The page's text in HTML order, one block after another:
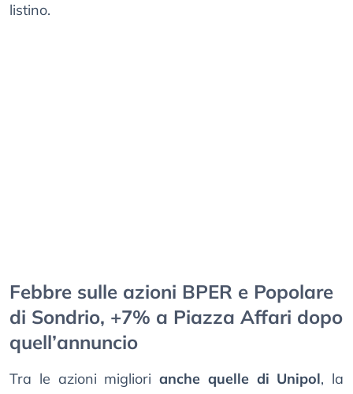
listino.
Febbre sulle azioni BPER e Popolare
di Sondrio, +7% a Piazza Affari dopo
quell’annuncio
Tra le azioni migliori anche quelle di Unipol, la